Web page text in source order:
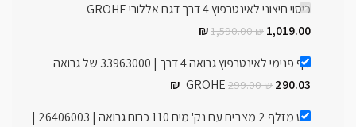
כיסוי חיצוני לאינטרפוץ 4 דרך דגם אללורי GROHE
1,590.00₪ 1,019.00
₪
גוף פנימי לאינטרפוץ גרואה 4 דרך | 33963000 של גרואה
GROHE 299.00₪ 290.03
₪
סט מזלף 2 מצבים עם נק' מים 110 כרום גרואה | 26406003 |